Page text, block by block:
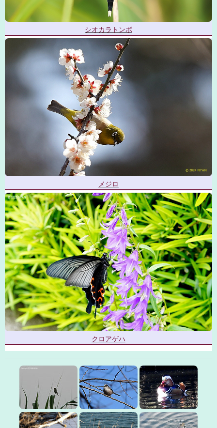
シオカラトンボ
メジロ
クロアゲハ